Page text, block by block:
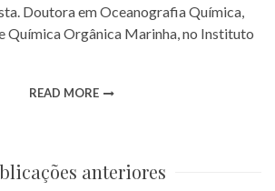
Doutora em Oceanografia Química,
Química Orgânica Marinha, no Instituto
READ MORE
anteriores